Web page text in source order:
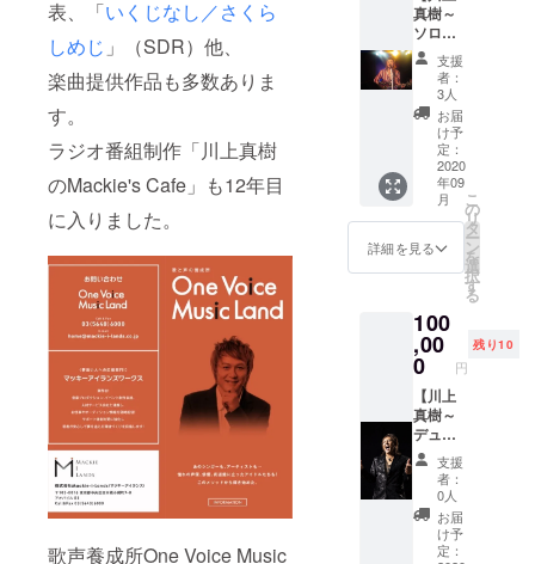
表、「いくじなし／さくら
しめじ 」（SDR）他、
楽曲提供作品も多数ありま
す。
ラジオ番組制作「川上真樹
のMackie's Cafe」も12年目
に入りました。
歌声養成所One Voice Music
http://m
ackie-i-
lands.c
o.jp/ov
ml/閉じ
る
都中央
区日本
橋小網
町7-8 日
本橋
ウィン
テルビ
ルＢ１
※下記の
オプ
ション
メ
ニュー
ンをお
選び下
さい。
ン開始
時に、
ご希望
講師、
レッス
ン日時
を伺わ
せて頂
きま
区日本
橋小網
町7-8 日
本橋
ウィン
テルビ
ルＢ１
※リター
ン開始
時に、
ご希望
講師、
レッス
きま
す。 参
考URL:
OneVoi
ceMusi
cLand
http://m
ackie-i-
lands.c
o.jp/ov
真樹～
ソロラ
イブ主
催権プ
ラン】
①オ
ケ、弾
き語
り、リ
クエス
トなど
様々な
ニーズ
にお応
ラディ
ショナ
ルシン
ガー川
上真樹
ならで
はのソ
ロライ
ブを
CAMPF
IREスペ
シャル
プライ
支援
者：
3人
お届
け予
定：
2020
年09
月
詳細を見る
こ
の
リ
タ
ー
ン
を
選
択
す
る
100
,00
0 円
残り10
【川上
真樹～
デュオ
ライブ
主催
権】 オ
ケ、弾
き語
り、リ
支援
者：
0人
お届
け予
定：